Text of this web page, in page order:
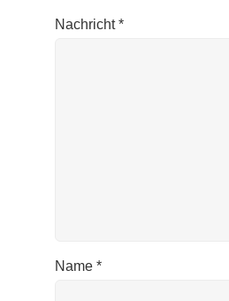
Nachricht*
Name *